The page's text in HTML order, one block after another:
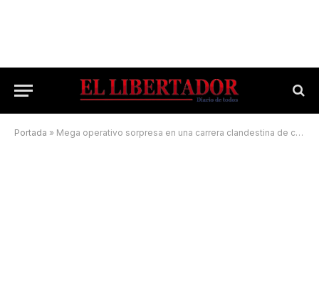
Portada » Mega operativo sorpresa en una carrera clandestina de caballos terminó con 47 demorados